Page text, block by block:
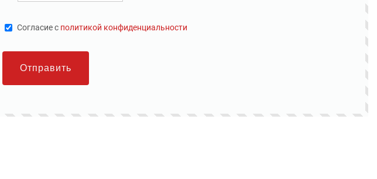
Cогласие с политикой конфиденциальности
Отправить